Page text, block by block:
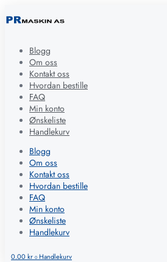
Blogg
Om oss
Kontakt oss
Hvordan bestille
FAQ
Min konto
Ønskeliste
Handlekurv
Blogg
Om oss
Kontakt oss
Hvordan bestille
FAQ
Min konto
Ønskeliste
Handlekurv
0.00kr 0 Handlekurv